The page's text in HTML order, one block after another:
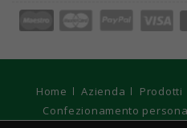
Home Azienda Prodotti
Confezionamento